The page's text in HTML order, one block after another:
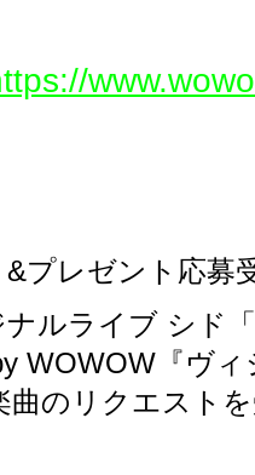
&プレゼント応募
ルライブ シド
WOWOW『ヴ
曲のリクエスト